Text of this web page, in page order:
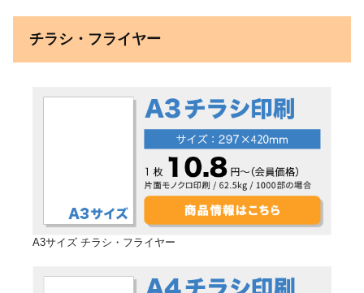
チラシ・フライヤー
A3サイズ チラシ・フライヤー